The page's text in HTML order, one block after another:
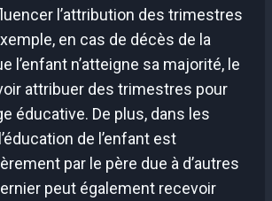
l’attribution des trimestres
en cas de décès de la
l’enfant n’atteigne sa majorité, le
attribuer des trimestres pour
éducative. De plus, dans les
de l’enfant est
par le père due à d’autres
peut également recevoir